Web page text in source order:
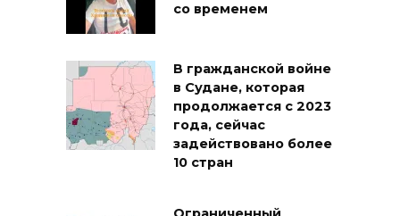
со временем
В гражданской войне
в Судане, которая
продолжается с 2023
года, сейчас
задействовано более
10 стран